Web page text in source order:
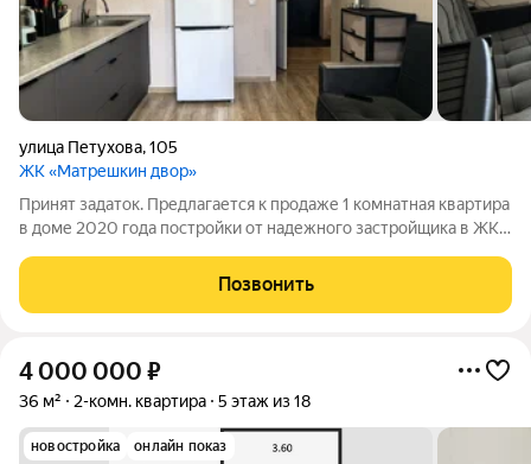
улица Петухова,105
ЖК «Матрешкин двор»
Принят задаток. Предлагается к продаже 1 комнатная квартира
в доме 2020 года постройки от надежного застройщика в ЖК
построен с привлечением новейших технологических
решений и качественных материалов.
Позвонить
4 000 000 ₽
36 м² 2-комн. квартира 5 этаж из 18
новостройка онлайн показ